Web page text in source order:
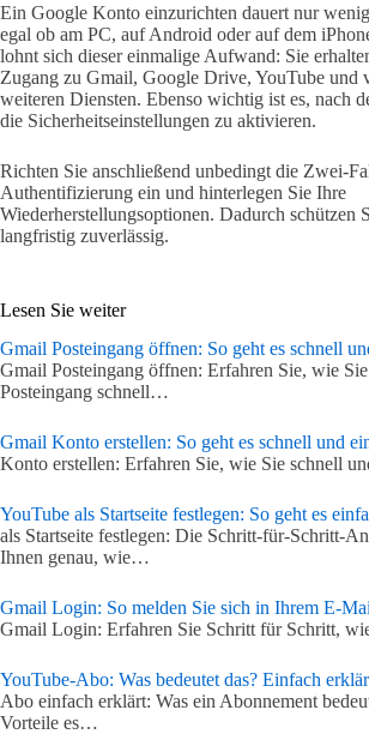
Ein Google Konto einzurichten dauert nur
egal ob am PC, auf Android oder auf dem
lohnt sich dieser einmalige Aufwand: Sie
Zugang zu Gmail, Google Drive, YouTube und
weiteren Diensten. Ebenso wichtig ist es, nach
die Sicherheitseinstellungen zu aktivieren.
Richten Sie anschließend unbedingt die Zwei-
Authentifizierung ein und hinterlegen Sie Ihre
Wiederherstellungsoptionen. Dadurch schützen
langfristig zuverlässig.
Lesen Sie weiter
Gmail Posteingang öffnen: So geht es schnell
Gmail Posteingang öffnen: Erfahren Sie, wie
Posteingang schnell…
Gmail Konto erstellen: So geht es schnell und
Konto erstellen: Erfahren Sie, wie Sie schnell
YouTube als Startseite festlegen: So geht es
als Startseite festlegen: Die Schritt-für-Schritt-
Ihnen genau, wie…
Gmail Login: So melden Sie sich in Ihrem E-
Gmail Login: Erfahren Sie Schritt für Schritt,
YouTube-Abo: Was bedeutet das? Einfach
Abo einfach erklärt: Was ein Abonnement
Vorteile es…